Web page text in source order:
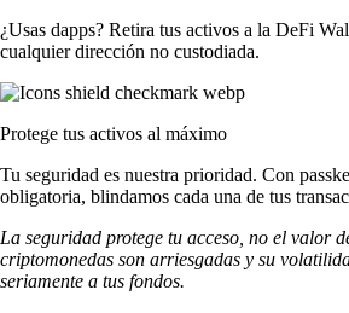
¿Usas dapps? Retira tus activos a la DeFi
cualquier dirección no custodiada.
Protege tus activos al máximo
Tu seguridad es nuestra prioridad. Con
obligatoria, blindamos cada una de tus
La seguridad protege tu acceso, no el valor
criptomonedas son arriesgadas y su
seriamente a tus fondos.